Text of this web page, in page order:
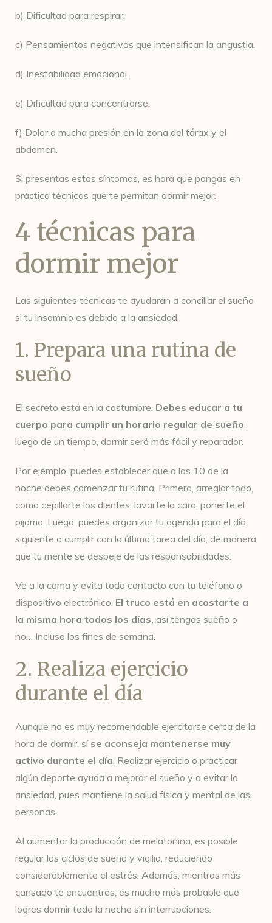
b) Dificultad para respirar.
c) Pensamientos negativos que intensifican la angustia.
d) Inestabilidad emocional.
e) Dificultad para concentrarse.
f) Dolor o mucha presión en la zona del tórax y el
abdomen.
Si presentas estos síntomas, es hora que pongas en
práctica técnicas que te permitan dormir mejor.
4 técnicas para
dormir mejor
Las siguientes técnicas te ayudarán a conciliar el sueño
si tu insomnio es debido a la ansiedad.
1. Prepara una rutina de
sueño
El secreto está en la costumbre. Debes educar a tu
cuerpo para cumplir un horario regular de sueño,
luego de un tiempo, dormir será más fácil y reparador.
Por ejemplo, puedes establecer que a las 10 de la
noche debes comenzar tu rutina. Primero, arreglar todo,
como cepillarte los dientes, lavarte la cara, ponerte el
pijama. Luego, puedes organizar tu agenda para el día
siguiente o cumplir con la última tarea del día, de manera
que tu mente se despeje de las responsabilidades.
Ve a la cama y evita todo contacto con tu teléfono o
dispositivo electrónico. El truco está en acostarte a
la misma hora todos los días, así tengas sueño o
no… Incluso los fines de semana.
2. Realiza ejercicio
durante el día
Aunque no es muy recomendable ejercitarse cerca de la
hora de dormir, sí se aconseja mantenerse muy
activo durante el día. Realizar ejercicio o practicar
algún deporte ayuda a mejorar el sueño y a evitar la
ansiedad, pues mantiene la salud física y mental de las
personas.
Al aumentar la producción de melatonina, es posible
regular los ciclos de sueño y vigilia, reduciendo
considerablemente el estrés. Además, mientras más
cansado te encuentres, es mucho más probable que
logres dormir toda la noche sin interrupciones.